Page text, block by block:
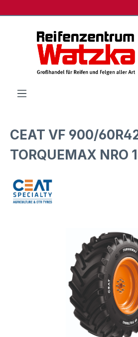
CEAT VF 900/
TORQUEMAX NRO
Bildergalerie überspringen